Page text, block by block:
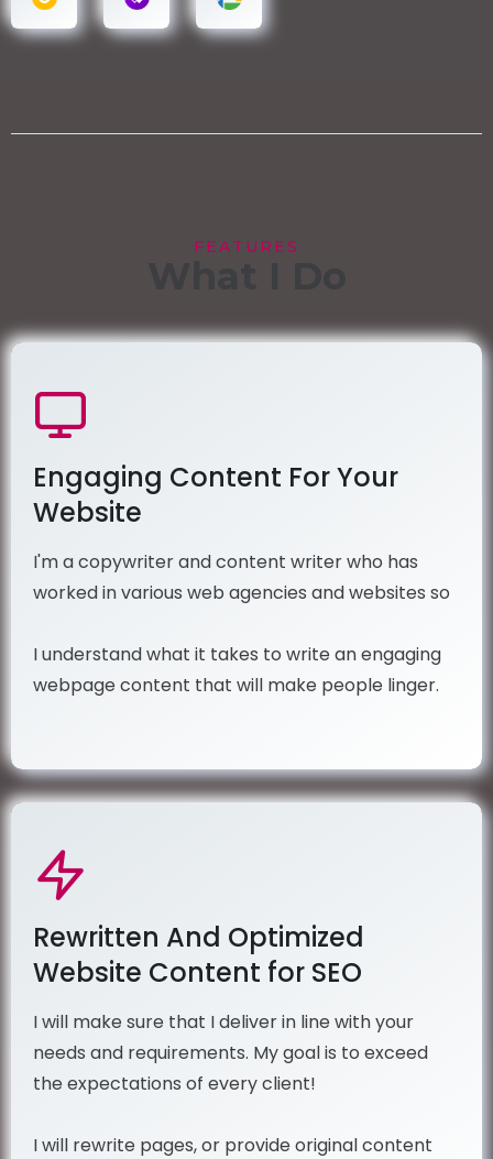
FEATURES
Engaging Content For Your
Website
I'm a copywriter and content writer who has
worked in various web agencies and websites so
I understand what it takes to write an engaging
webpage content that will make people linger.
Rewritten And Optimized
Website Content for SEO
I will make sure that I deliver in line with your
needs and requirements. My goal is to exceed
the expectations of every client!
I will rewrite pages, or provide original content